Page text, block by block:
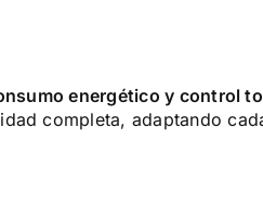
energético y control
completa, adaptando